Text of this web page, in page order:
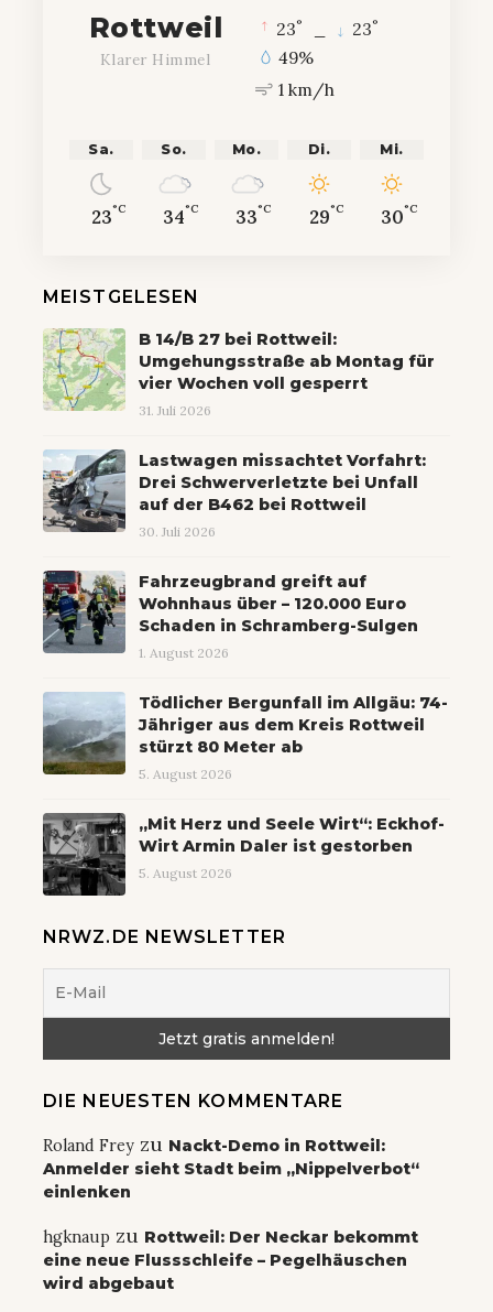
Rottweil
Klarer Himmel
23° 23°
49%
1 km/h
Sa.
23°C
So.
34°C
Mo.
33°C
Di.
29°C
Mi.
30°C
MEISTGELESEN
B 14/B 27 bei Rottweil:
Umgehungsstraße ab Montag für
vier Wochen voll gesperrt
31. Juli 2026
Lastwagen missachtet Vorfahrt:
Drei Schwerverletzte bei Unfall
auf der B462 bei Rottweil
30. Juli 2026
Fahrzeugbrand greift auf
Wohnhaus über – 120.000 Euro
Schaden in Schramberg-Sulgen
1. August 2026
Tödlicher Bergunfall im Allgäu: 74-
Jähriger aus dem Kreis Rottweil
stürzt 80 Meter ab
5. August 2026
„Mit Herz und Seele Wirt“: Eckhof-
Wirt Armin Daler ist gestorben
5. August 2026
NRWZ.DE NEWSLETTER
DIE NEUESTEN KOMMENTARE
Roland Frey zu Nackt-Demo in Rottweil:
Anmelder sieht Stadt beim „Nippelverbot“
einlenken
hgknaup zu Rottweil: Der Neckar bekommt
eine neue Flussschleife – Pegelhäuschen
wird abgebaut